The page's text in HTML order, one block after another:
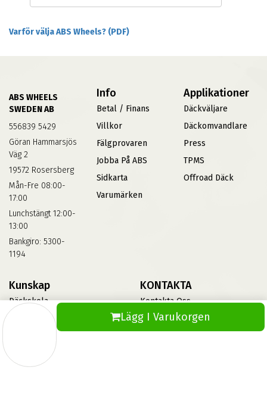
Lägg I Varukorgen
Varför välja ABS Wheels? (PDF)
ABS WHEELS
SWEDEN AB
556839 5429
Göran Hammarsjös
Väg 2
19572 Rosersberg
Mån-Fre 08:00-
17:00
Lunchstängt 12:00-
13:00
Bankgiro: 5300-
1194
Info
Betal / Finans
Villkor
Fälgprovaren
Jobba På ABS
Sidkarta
Varumärken
Applikationer
Däckväljare
Däckomvandlare
Press
TPMS
Offroad Däck
Kunskap
Däckskola
Informationsbank Av Däck
Och Fälgar
KONTAKTA
Kontakta Oss
Vinterdäck